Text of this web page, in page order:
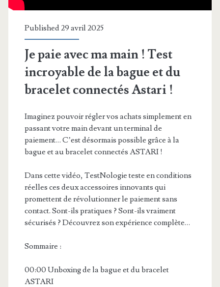
Published 29 avril 2025
Je paie avec ma main ! Test
incroyable de la bague et du
bracelet connectés Astari !
Imaginez pouvoir régler vos achats simplement en
passant votre main devant un terminal de
paiement… C’est désormais possible grâce à la
bague et au bracelet connectés ASTARI !
Dans cette vidéo, TestNologie teste en conditions
réelles ces deux accessoires innovants qui
promettent de révolutionner le paiement sans
contact. Sont-ils pratiques ? Sont-ils vraiment
sécurisés ? Découvrez son expérience complète…
Sommaire :
00:00 Unboxing de la bague et du bracelet
ASTARI